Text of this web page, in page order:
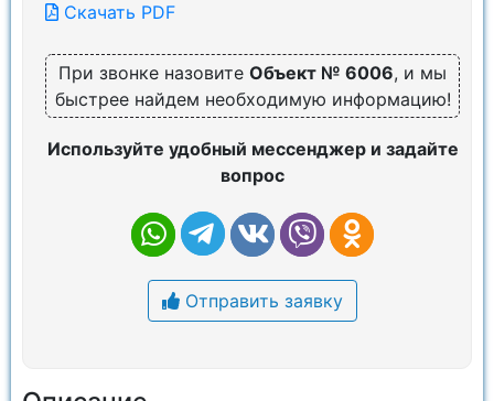
Скачать PDF
При звонке назовите Объект № 6006, и мы
быстрее найдем необходимую информацию!
Используйте удобный мессенджер и задайте
вопрос
Отправить заявку